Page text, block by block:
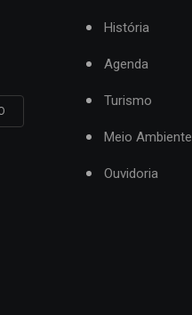
História
Agenda
Turismo
Meio Ambiente
Ouvidoria